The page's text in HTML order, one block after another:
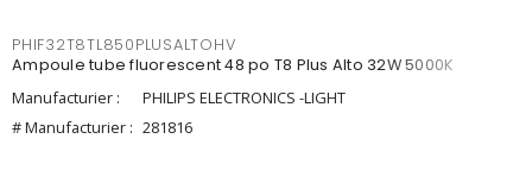
PHIF32T8TL850PLUSALTOHV
Ampoule tube fluorescent 48 po T8 Plus Alto 32W 5000K
Manufacturier :
PHILIPS ELECTRONICS -LIGHT
# Manufacturier : 281816